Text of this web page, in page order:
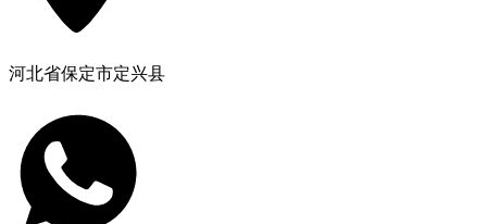
河北省保定市定兴县